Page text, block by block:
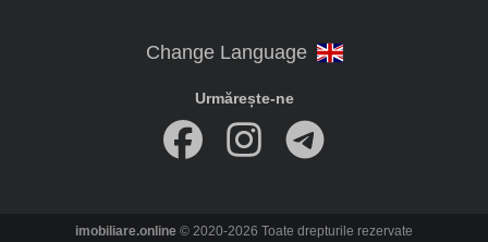
Urmărește-ne
imobiliare.online © 2020-2026 Toate drepturile rezervate